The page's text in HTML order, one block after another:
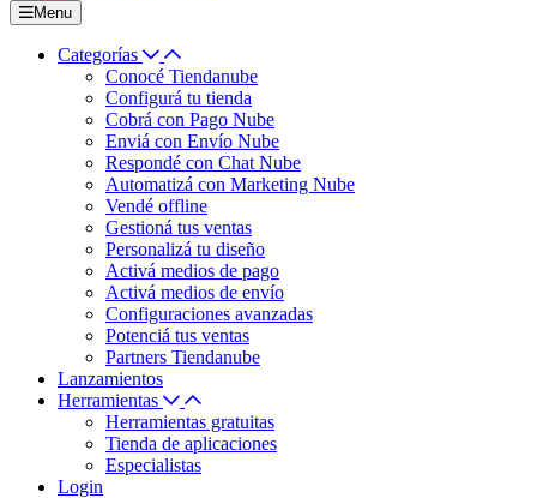
Menu
Categorías
Conocé Tiendanube
Configurá tu tienda
Cobrá con Pago Nube
Enviá con Envío Nube
Respondé con Chat Nube
Automatizá con Marketing Nube
Vendé offline
Gestioná tus ventas
Personalizá tu diseño
Activá medios de pago
Activá medios de envío
Configuraciones avanzadas
Potenciá tus ventas
Partners Tiendanube
Lanzamientos
Herramientas
Herramientas gratuitas
Tienda de aplicaciones
Especialistas
Login